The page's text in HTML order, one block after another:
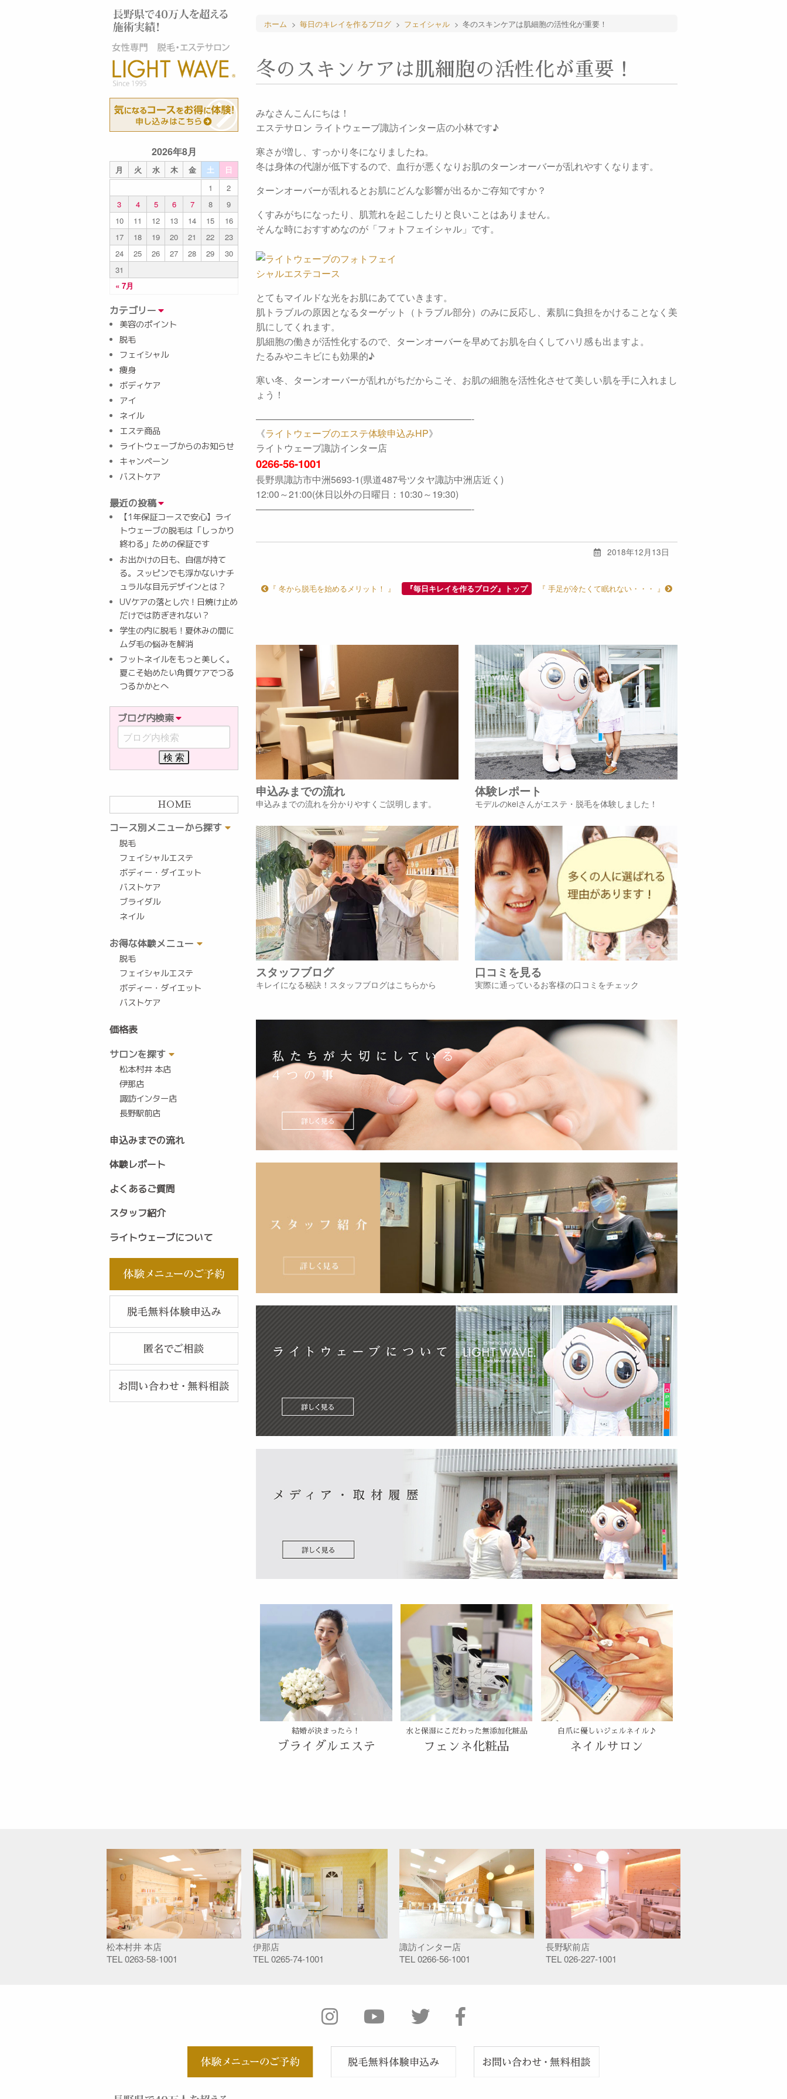
2026年8月
月 火 水 木 金 土 日
« 7月
1
2
3
4 5 6 7 8
9
10
11 12 13 14 15
16
17
18 19 20 21 22
23
24
25 26 27 28 29
30
31
カテゴリー
美容のポイント
脱毛
フェイシャル
痩身
ボディケア
アイ
ネイル
エステ商品
ライトウェーブからのお知らせ
キャンペーン
バストケア
最近の投稿
【1年保証コースで安心】ライ
トウェーブの脱毛は「しっかり
終わる」ための保証です
お出かけの日も、自信が持て
る。スッピンでも浮かないナチ
ュラルな目元デザインとは？
UVケアの落とし穴！日焼け止め
だけでは防ぎきれない？
学生の内に脱毛！夏休みの間に
ムダ毛の悩みを解消
フットネイルをもっと美しく。
夏こそ始めたい角質ケアでつる
つるかかとへ
ブログ内検索
HOME
コース別メニューから探す
脱毛
フェイシャルエステ
ボディー・ダイエット
バストケア
ブライダル
ネイル
お得な体験メニュー
脱毛
フェイシャルエステ
ボディー・ダイエット
バストケア
価格表
サロンを探す
松本村井 本店
伊那店
諏訪インター店
長野駅前店
申込みまでの流れ
体験レポート
よくあるご質問
スタッフ紹介
ライトウェーブについて
ホーム > 毎日のキレイを作るブログ > フェイシャル > 冬のスキンケアは肌細胞の活性化が重要！
冬のスキンケアは肌細胞の活性化が重要！
みなさんこんにちは！
エステサロン ライトウェーブ諏訪インター店の小林です♪
寒さが増し、すっかり冬になりましたね。
冬は身体の代謝が低下するので、血行が悪くなりお肌のターンオーバーが乱れやすくなります。
ターンオーバーが乱れるとお肌にどんな影響が出るかご存知ですか？
くすみがちになったり、肌荒れを起こしたりと良いことはありません。
そんな時におすすめなのが「フォトフェイシャル」です。
とてもマイルドな光をお肌にあてていきます。
肌トラブルの原因となるターゲット（トラブル部分）のみに反応し、素肌に負担をかけることなく美
肌にしてくれます。
肌細胞の働きが活性化するので、ターンオーバーを早めてお肌を白くしてハリ感も出ますよ。
たるみやニキビにも効果的♪
寒い冬、ターンオーバーが乱れがちだからこそ、お肌の細胞を活性化させて美しい肌を手に入れまし
ょう！
———————————————————————-
《ライトウェーブのエステ体験申込みHP》
ライトウェーブ諏訪インター店
0266-56-1001
長野県諏訪市中洲5693-1(県道487号ツタヤ諏訪中洲店近く)
12:00～21:00(休日以外の日曜日：10:30～19:30)
———————————————————————-
2018年12月13日
『 冬から脱毛を始めるメリット！ 』 『毎日キレイを作るブログ』トップ 『 手足が冷たくて眠れない・・・ 』
申込みまでの流れ
申込みまでの流れを分かりやすくご説明します。
体験レポート
モデルのkeiさんがエステ・脱毛を体験しました！
スタッフブログ
キレイになる秘訣！スタッフブログはこちらから
口コミを見る
実際に通っているお客様の口コミをチェック
結婚が決まったら！
ブライダルエステ
水と保湿にこだわった無添加化粧品
フェンネ化粧品
自爪に優しいジェルネイル♪
ネイルサロン
松本村井 本店
TEL0263-58-1001
伊那店
TEL0265-74-1001
諏訪インター店
TEL0266-56-1001
長野駅前店
TEL026-227-1001